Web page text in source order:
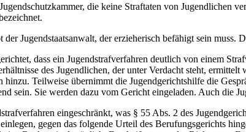
die keine Straftaten von Jugendlichen
Jugendstaatsanwalt, der erzieherisch befähigt sein muss.
dass ein Jugendstrafverfahren deutlich von einem
des Jugendlichen, der unter Verdacht steht,
hinzu. Teilweise übernimmt die Jugendgerichtshilfe die
sein. Sie werden dazu vom Gericht eingeladen. Auch die
eingeschränkt, was § 55 Abs. 2 des
gegen das folgende Urteil des Berufungsgerichts